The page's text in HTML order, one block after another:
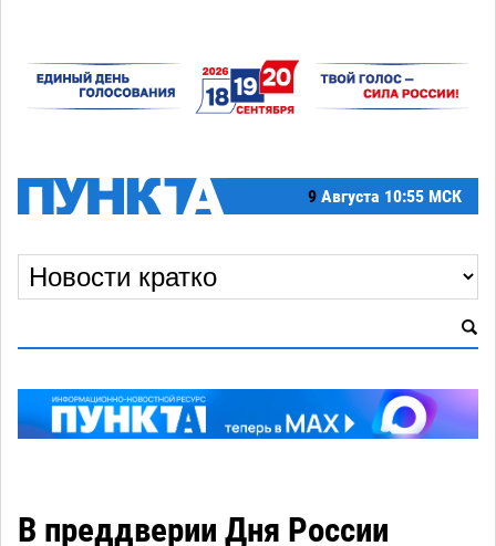
9 Августа 10:55 МСК
В преддверии Дня России